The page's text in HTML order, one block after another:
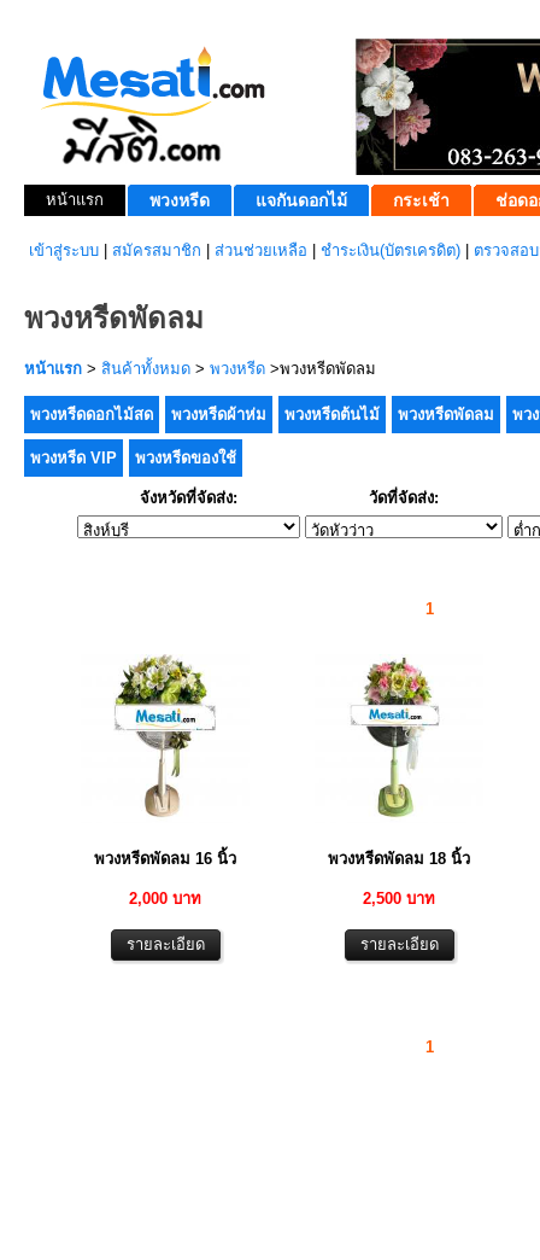
หน้าแรก พวงหรีด แจกันดอกไม้ กระเช้า ช่อดอ
เข้าสู่ระบบ สมัครสมาชิก ส่วนช่วยเหลือ ชำระเงิน(บัตรเครดิต) ตรวจสอ
พวงหรีดพัดลม
หน้าแรก > สินค้าทั้งหมด > พวงหรีด >พวงหรีดพัดลม
พวงหรีดดอกไม้สด พวงหรีดผ้าห่ม พวงหรีดต้นไม้ พวงหรีดพัดลม พว
พวงหรีด VIP พวงหรีดของใช้
จังหวัดที่จัดส่ง: วัดที่จัดส่ง:
1
พวงหรีดพัดลม 16 นิ้ว
2,000 บาท
พวงหรีดพัดลม 18 นิ้ว
2,500 บาท
1